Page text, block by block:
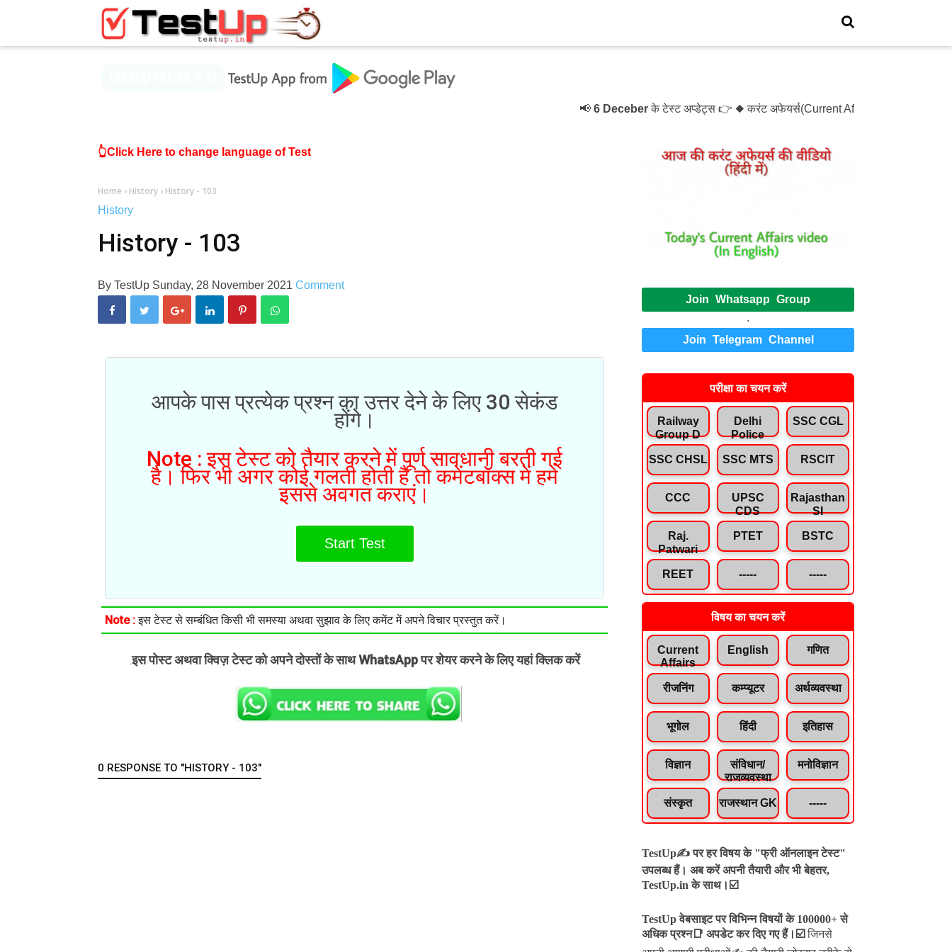
6 Deceberके टेस्ट अप्डेट्स 👉 ◆ करंट अफेयर्स(Current Affairs)- Test- 1214 ◆
👆Click Here to change language of Test
Home › History › History - 103
History
History - 103
By TestUp Sunday, 28 November 2021 Comment
आपके पास प्रत्येक प्रश्न का उत्तर देने के लिए 30 सेकंड
होंगे।
Note : इस टेस्ट को तैयार करने में पूर्ण सावधानी बरती गई
है। फिर भी अगर कोई गलती होती है तो कमेंटबॉक्स में हमे
इससे अवगत कराएं।
Start Test
Note :इस टेस्ट से सम्बंधित किसी भी समस्या अथवा सुझाव के लिए कमेंट में अपने विचार प्रस्तुत करें।
.इस पोस्ट अथवा क्विज़ टेस्ट को अपने दोस्तों के साथ WhatsApp पर शेयर करने के लिए यहां क्लिक करें
0 RESPONSE TO "HISTORY - 103"
Join Whatsapp Group
.
Join Telegram Channel
परीक्षा का चयन करें
Railway
Group D
Delhi
Police
SSC CGL
SSC CHSL SSC MTS RSCIT
CCC
UPSC
CDS
Rajasthan
SI
Raj.
Patwari
PTET BSTC
REET ----- -----
विषय का चयन करें
Current
Affairs
English गणित
रीजनिंग कम्प्यूटर अर्थव्यवस्था
भूगोल हिंदी इतिहास
विज्ञान
संविधान/
राजव्यवस्था
मनोविज्ञान
संस्कृत राजस्थान GK -----
TestUp✍️ पर हर विषय के "फ्री ऑनलाइन टेस्ट"
उपलब्ध हैं। अब करें अपनी तैयारी और भी बेहतर,
TestUp.in के साथ।☑️
TestUp वेबसाइट पर विभिन्न विषयों के 100000+ से
अधिक प्रश्न📑 अपडेट कर दिए गए हैं। ☑️ जिनसे